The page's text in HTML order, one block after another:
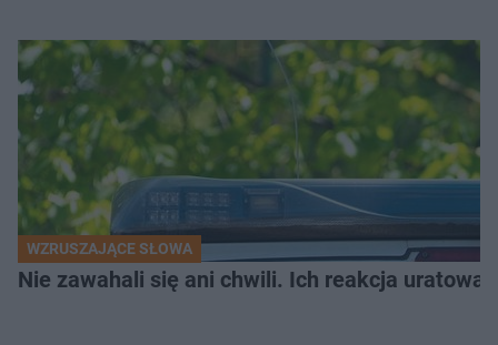
WZRUSZAJĄCE SŁOWA
Nie zawahali się ani chwili. Ich reakcja